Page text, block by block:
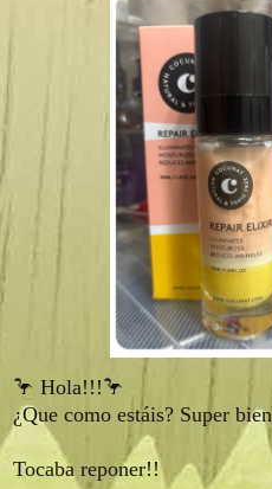
🦩 Hola!!!🦩
¿Que como estáis? Super
Tocaba reponer!!